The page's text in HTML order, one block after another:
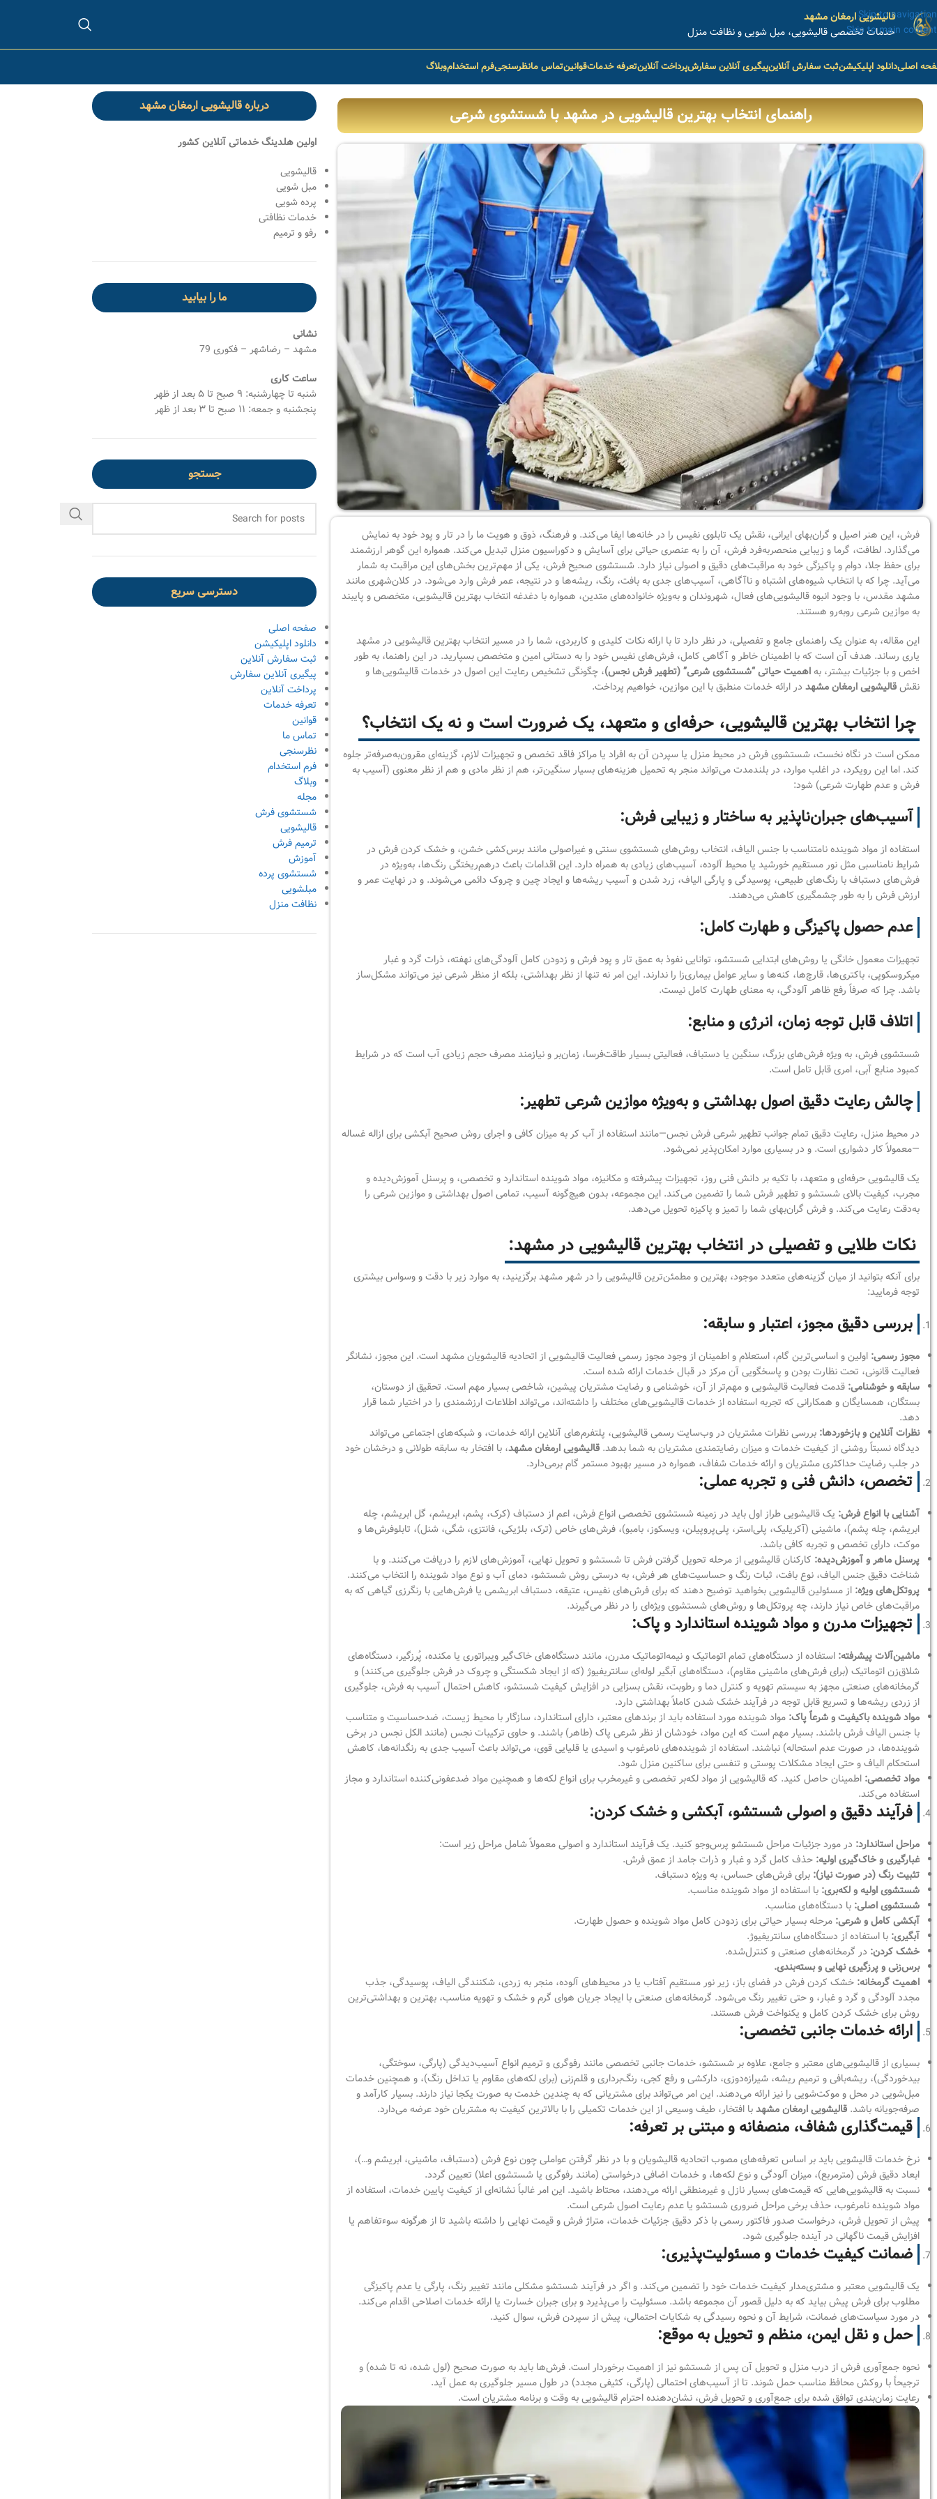
Skip to navigation
Skip to main content
قالیشویی ارمغان مشهد
خدمات تخصصی قالیشویی، مبل شویی و نظافت منزل
اصلیدانلود اپلیکیشنثبت سفارش آنلاینپیگیری آنلاین سفارشپرداخت آنلاینتعرفه خدماتقوانینتماس مانظرسنجیفرم استخداموبلاگ
راهنمای انتخاب بهترین قالیشویی در مشهد با شستشوی شرعی
فرش، این هنر اصیل و گران‌بهای ایرانی، نقش یک تابلوی نفیس را در خانه‌ها ایفا می‌کند. و فرهنگ، ذوق و هویت ما را در تار و پود خود به نمایش
می‌گذارد. لطافت، گرما و زیبایی منحصربه‌فرد فرش، آن را به عنصری حیاتی برای آسایش و دکوراسیون منزل تبدیل می‌کند. همواره این گوهر ارزشمند
برای حفظ جلا، دوام و پاکیزگی خود به مراقبت‌های دقیق و اصولی نیاز دارد. شستشوی صحیح فرش، یکی از مهم‌ترین بخش‌های این مراقبت به شمار
می‌آید. چرا که با انتخاب شیوه‌های اشتباه و ناآگاهی، آسیب‌های جدی به بافت، رنگ، ریشه‌ها و در نتیجه، عمر فرش وارد می‌شود. در کلان‌شهری مانند
مشهد مقدس، با وجود انبوه قالیشویی‌های فعال، شهروندان و به‌ویژه خانواده‌های متدین، همواره با دغدغه انتخاب بهترین قالیشویی، متخصص و پایبند
به موازین شرعی روبه‌رو هستند.
این مقاله، به عنوان یک راهنمای جامع و تفصیلی، در نظر دارد تا با ارائه نکات کلیدی و کاربردی، شما را در مسیر انتخاب بهترین قالیشویی در مشهد
یاری رساند. هدف آن است که با اطمینان خاطر و آگاهی کامل، فرش‌های نفیس خود را به دستانی امین و متخصص بسپارید. در این راهنما، به طور
اخص و با جزئیات بیشتر، به اهمیت حیاتی “شستشوی شرعی” (تطهیر فرش نجس)، چگونگی تشخیص رعایت این اصول در خدمات قالیشویی‌ها و
نقشقالیشویی ارمغان مشهد در ارائه خدمات منطبق با این موازین، خواهیم پرداخت.
چرا انتخاب بهترین قالیشویی، حرفه‌ای و متعهد، یک ضرورت است و نه یک انتخاب؟
ممکن است در نگاه نخست، شستشوی فرش در محیط منزل یا سپردن آن به افراد یا مراکز فاقد تخصص و تجهیزات لازم، گزینه‌ای مقرون‌به‌صرفه‌تر جلوه
کند. اما این رویکرد، در اغلب موارد، در بلندمدت می‌تواند منجر به تحمیل هزینه‌های بسیار سنگین‌تر، هم از نظر مادی و هم از نظر معنوی (آسیب به
فرش و عدم طهارت شرعی) شود:
آسیب‌های جبران‌ناپذیر به ساختار و زیبایی فرش:
استفاده از مواد شوینده نامتناسب با جنس الیاف، انتخاب روش‌های شستشوی سنتی و غیراصولی مانند برس‌کشی خشن، و خشک کردن فرش در
شرایط نامناسبی مثل نور مستقیم خورشید یا محیط آلوده، آسیب‌های زیادی به همراه دارد. این اقدامات باعث درهم‌ریختگی رنگ‌ها، به‌ویژه در
فرش‌های دستباف با رنگ‌های طبیعی، پوسیدگی و پارگی الیاف، زرد شدن و آسیب ریشه‌ها و ایجاد چین و چروک دائمی می‌شوند. و در نهایت عمر و
ارزش فرش را به طور چشمگیری کاهش می‌دهند.
عدم حصول پاکیزگی و طهارت کامل:
تجهیزات معمول خانگی یا روش‌های ابتدایی شستشو، توانایی نفوذ به عمق تار و پود فرش و زدودن کامل آلودگی‌های نهفته، ذرات گرد و غبار
میکروسکوپی، باکتری‌ها، قارچ‌ها، کنه‌ها و سایر عوامل بیماری‌زا را ندارند. این امر نه تنها از نظر بهداشتی، بلکه از منظر شرعی نیز می‌تواند مشکل‌ساز
باشد. چرا که صرفاً رفع ظاهر آلودگی، به معنای طهارت کامل نیست.
اتلاف قابل توجه زمان، انرژی و منابع:
شستشوی فرش، به ویژه فرش‌های بزرگ، سنگین یا دستباف، فعالیتی بسیار طاقت‌فرسا، زمان‌بر و نیازمند مصرف حجم زیادی آب است که در شرایط
کمبود منابع آبی، امری قابل تامل است.
چالش رعایت دقیق اصول بهداشتی و به‌ویژه موازین شرعی تطهیر:
در محیط منزل، رعایت دقیق تمام جوانب تطهیر شرعی فرش نجس—مانند استفاده از آب کر به میزان کافی و اجرای روش صحیح آبکشی برای ازاله غساله
—معمولاً کار دشواری است. و در بسیاری موارد امکان‌پذیر نمی‌شود.
یک قالیشویی حرفه‌ای و متعهد، با تکیه بر دانش فنی روز، تجهیزات پیشرفته و مکانیزه، مواد شوینده استاندارد و تخصصی، و پرسنل آموزش‌دیده و
مجرب، کیفیت بالای شستشو و تطهیر فرش شما را تضمین می‌کند. این مجموعه، بدون هیچ‌گونه آسیب، تمامی اصول بهداشتی و موازین شرعی را
به‌دقت رعایت می‌کند. و فرش گران‌بهای شما را تمیز و پاکیزه تحویل می‌دهد.
نکات طلایی و تفصیلی در انتخاب بهترین قالیشویی در مشهد:
برای آنکه بتوانید از میان گزینه‌های متعدد موجود، بهترین و مطمئن‌ترین قالیشویی را در شهر مشهد برگزینید، به موارد زیر با دقت و وسواس بیشتری
توجه فرمایید:
بررسی دقیق مجوز، اعتبار و سابقه:
مجوز رسمی: اولین و اساسی‌ترین گام، استعلام و اطمینان از وجود مجوز رسمی فعالیت قالیشویی از اتحادیه قالیشویان مشهد است. این مجوز، نشانگر
فعالیت قانونی، تحت نظارت بودن و پاسخگویی آن مرکز در قبال خدمات ارائه شده است.
سابقه و خوشنامی: قدمت فعالیت قالیشویی و مهم‌تر از آن، خوشنامی و رضایت مشتریان پیشین، شاخصی بسیار مهم است. تحقیق از دوستان،
بستگان، همسایگان و همکارانی که تجربه استفاده از خدمات قالیشویی‌های مختلف را داشته‌اند، می‌تواند اطلاعات ارزشمندی را در اختیار شما قرار
دهد.
نظرات آنلاین و بازخوردها: بررسی نظرات مشتریان در وب‌سایت رسمی قالیشویی، پلتفرم‌های آنلاین ارائه خدمات، و شبکه‌های اجتماعی می‌تواند
دیدگاه نسبتاً روشنی از کیفیت خدمات و میزان رضایتمندی مشتریان به شما بدهد. قالیشویی ارمغان مشهد، با افتخار به سابقه طولانی و درخشان خود
در جلب رضایت حداکثری مشتریان و ارائه خدمات شفاف، همواره در مسیر بهبود مستمر گام برمی‌دارد.
تخصص، دانش فنی و تجربه عملی:
آشنایی با انواع فرش: یک قالیشویی طراز اول باید در زمینه شستشوی تخصصی انواع فرش، اعم از دستباف (کرک، پشم، ابریشم، گل ابریشم، چله
ابریشم، چله پشم)، ماشینی (آکریلیک، پلی‌استر، پلی‌پروپیلن، ویسکوز، بامبو)، فرش‌های خاص (ترک، بلژیکی، فانتزی، شگی، شنل)، تابلوفرش‌ها و
موکت، دارای تخصص و تجربه کافی باشد.
پرسنل ماهر و آموزش‌دیده: کارکنان قالیشویی از مرحله تحویل گرفتن فرش تا شستشو و تحویل نهایی، آموزش‌های لازم را دریافت می‌کنند. و با
شناخت دقیق جنس الیاف، نوع بافت، ثبات رنگ و حساسیت‌های هر فرش، به ‌درستی روش شستشو، دمای آب و نوع مواد شوینده را انتخاب می‌کنند.
پروتکل‌های ویژه: از مسئولین قالیشویی بخواهید توضیح دهند که برای فرش‌های نفیس، عتیقه، دستباف ابریشمی یا فرش‌هایی با رنگرزی گیاهی که به
مراقبت‌های خاص نیاز دارند، چه پروتکل‌ها و روش‌های شستشوی ویژه‌ای را در نظر می‌گیرند.
تجهیزات مدرن و مواد شوینده استاندارد و پاک:
ماشین‌آلات پیشرفته: استفاده از دستگاه‌های تمام اتوماتیک و نیمه‌اتوماتیک مدرن، مانند دستگاه‌های خاک‌گیر ویبراتوری یا مکنده، پُرزگیر، دستگاه‌های
شلاق‌زن اتوماتیک (برای فرش‌های ماشینی مقاوم)، دستگاه‌های آبگیر لوله‌ای سانتریفیوژ (که از ایجاد شکستگی و چروک در فرش جلوگیری می‌کنند) و
گرمخانه‌های صنعتی مجهز به سیستم تهویه و کنترل دما و رطوبت، نقش بسزایی در افزایش کیفیت شستشو، کاهش احتمال آسیب به فرش، جلوگیری
از زردی ریشه‌ها و تسریع قابل توجه در فرآیند خشک شدن کاملاً بهداشتی دارد.
مواد شوینده باکیفیت و شرعاً پاک: مواد شوینده مورد استفاده باید از برندهای معتبر، دارای استاندارد، سازگار با محیط زیست، ضدحساسیت و متناسب
با جنس الیاف فرش باشند. بسیار مهم است که این مواد، خودشان از نظر شرعی پاک (طاهر) باشند. و حاوی ترکیبات نجس (مانند الکل نجس در برخی
شوینده‌ها، در صورت عدم استحاله) نباشند. استفاده از شوینده‌های نامرغوب و اسیدی یا قلیایی قوی، می‌تواند باعث آسیب جدی به رنگدانه‌ها، کاهش
استحکام الیاف و حتی ایجاد مشکلات پوستی و تنفسی برای ساکنین منزل شود.
مواد تخصصی: اطمینان حاصل کنید. که قالیشویی از مواد لکه‌بر تخصصی و غیرمخرب برای انواع لکه‌ها و همچنین مواد ضدعفونی‌کننده استاندارد و مجاز
استفاده می‌کند.
فرآیند دقیق و اصولی شستشو، آبکشی و خشک کردن:
مراحل استاندارد: در مورد جزئیات مراحل شستشو پرس‌وجو کنید. یک فرآیند استاندارد و اصولی معمولاً شامل مراحل زیر است:
غبارگیری و خاک‌گیری اولیه: حذف کامل گرد و غبار و ذرات جامد از عمق فرش.
تثبیت رنگ (در صورت نیاز): برای فرش‌های حساس، به ویژه دستباف.
شستشوی اولیه و لکه‌بری: با استفاده از مواد شوینده مناسب.
شستشوی اصلی: با دستگاه‌های مناسب.
آبکشی کامل و شرعی: مرحله بسیار حیاتی برای زدودن کامل مواد شوینده و حصول طهارت.
آبگیری: با استفاده از دستگاه‌های سانتریفیوژ.
خشک کردن: در گرمخانه‌های صنعتی و کنترل‌شده.
برس‌زنی و پرزگیری نهایی و بسته‌بندی.
اهمیت گرمخانه: خشک کردن فرش در فضای باز، زیر نور مستقیم آفتاب یا در محیط‌های آلوده، منجر به زردی، شکنندگی الیاف، پوسیدگی، جذب
مجدد آلودگی و گرد و غبار، و حتی تغییر رنگ می‌شود. گرمخانه‌های صنعتی با ایجاد جریان هوای گرم و خشک و تهویه مناسب، بهترین و بهداشتی‌ترین
روش برای خشک کردن کامل و یکنواخت فرش هستند.
ارائه خدمات جانبی تخصصی:
بسیاری از قالیشویی‌های معتبر و جامع، علاوه بر شستشو، خدمات جانبی تخصصی مانند رفوگری و ترمیم انواع آسیب‌دیدگی (پارگی، سوختگی،
بیدخوردگی)، ریشه‌بافی و ترمیم ریشه، شیرازه‌دوزی، دارکشی و رفع کجی، رنگ‌برداری و قلم‌زنی (برای لکه‌های مقاوم یا تداخل رنگ)، و همچنین خدمات
مبل‌شویی در محل و موکت‌شویی را نیز ارائه می‌دهند. این امر می‌تواند برای مشتریانی که به چندین خدمت به صورت یکجا نیاز دارند. بسیار کارآمد و
صرفه‌جویانه باشد. قالیشویی ارمغان مشهدبا افتخار، طیف وسیعی از این خدمات تکمیلی را با بالاترین کیفیت به مشتریان خود عرضه می‌دارد.
قیمت‌گذاری شفاف، منصفانه و مبتنی بر تعرفه:
نرخ خدمات قالیشویی باید بر اساس تعرفه‌های مصوب اتحادیه قالیشویان و با در نظر گرفتن عواملی چون نوع فرش (دستباف، ماشینی، ابریشم و…)،
ابعاد دقیق فرش (مترمربع)، میزان آلودگی و نوع لکه‌ها، و خدمات اضافی درخواستی (مانند رفوگری یا شستشوی اعلا) تعیین گردد.
نسبت به قالیشویی‌هایی که قیمت‌های بسیار نازل و غیرمنطقی ارائه می‌دهند، محتاط باشید. این امر غالباً نشانه‌ای از کیفیت پایین خدمات، استفاده از
مواد شوینده نامرغوب، حذف برخی مراحل ضروری شستشو یا عدم رعایت اصول شرعی است.
پیش از تحویل فرش، درخواست صدور فاکتور رسمی با ذکر دقیق جزئیات خدمات، متراژ فرش و قیمت نهایی را داشته باشید تا از هرگونه سوءتفاهم یا
افزایش قیمت ناگهانی در آینده جلوگیری شود.
ضمانت کیفیت خدمات و مسئولیت‌پذیری:
یک قالیشویی معتبر و مشتری‌مدار کیفیت خدمات خود را تضمین می‌کند. و اگر در فرآیند شستشو مشکلی مانند تغییر رنگ، پارگی یا عدم پاکیزگی
مطلوب برای فرش پیش بیاید که به دلیل قصور آن مجموعه باشد. مسئولیت را می‌پذیرد و برای جبران خسارت یا ارائه خدمات اصلاحی اقدام می‌کند.
در مورد سیاست‌های ضمانت، شرایط آن و نحوه رسیدگی به شکایات احتمالی، پیش از سپردن فرش، سوال کنید.
حمل و نقل ایمن، منظم و تحویل به موقع:
نحوه جمع‌آوری فرش از درب منزل و تحویل آن پس از شستشو نیز از اهمیت برخوردار است. فرش‌ها باید به صورت صحیح (لول شده، نه تا شده) و
ترجیحاً با روکش محافظ مناسب حمل شوند. تا از آسیب‌های احتمالی (پارگی، کثیفی مجدد) در طول مسیر جلوگیری به عمل آید.
رعایت زمان‌بندی توافق شده برای جمع‌آوری و تحویل فرش، نشان‌دهنده احترام قالیشویی به وقت و برنامه مشتریان است.
درباره قالیشویی ارمغان مشهد
اولین هلدینگ خدماتی آنلاین کشور
قالیشویی
مبل شویی
پرده شویی
خدمات نظافتی
رفو و ترمیم
ما را بیابید
نشانی
مشهد – رضاشهر – فکوری 79
ساعت کاری
شنبه تا چهارشنبه: ۹ صبح تا ۵ بعد از ظهر
پنجشنبه و جمعه: ۱۱ صبح تا ۳ بعد از ظهر
جستجو
دسترسی سریع
صفحه اصلی
دانلود اپلیکیشن
ثبت سفارش آنلاین
پیگیری آنلاین سفارش
پرداخت آنلاین
تعرفه خدمات
قوانین
تماس ما
نظرسنجی
فرم استخدام
وبلاگ
مجله
شستشوی فرش
قالیشویی
ترمیم فرش
آموزش
شستشوی پرده
مبلشویی
نظافت منزل